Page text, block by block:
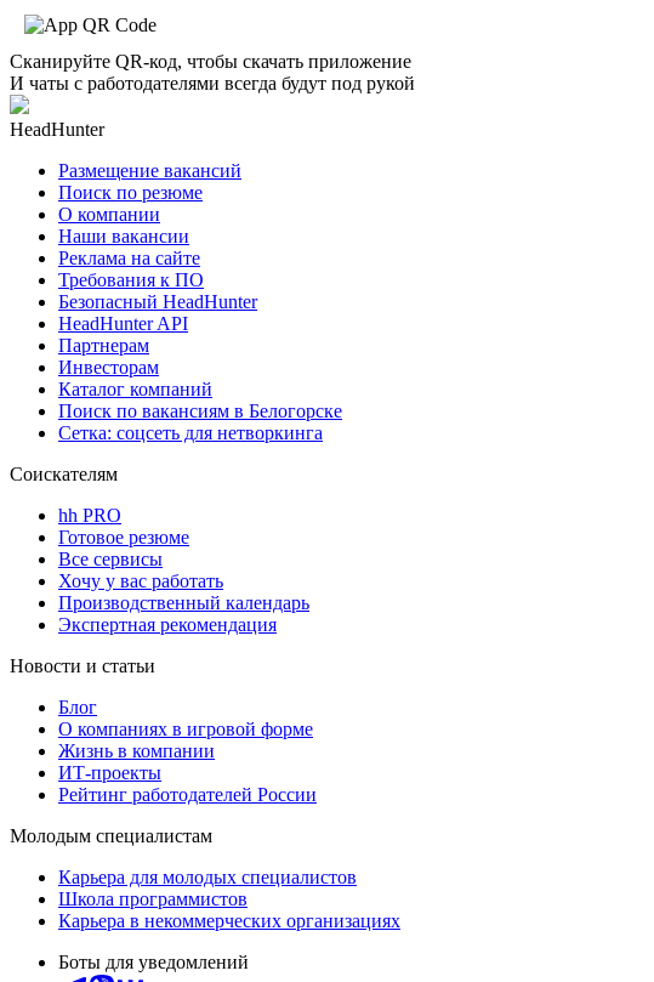
Сканируйте QR-код, чтобы скачать приложение
И чаты с работодателями всегда будут под рукой
HeadHunter
Размещение вакансий
Поиск по резюме
О компании
Наши вакансии
Реклама на сайте
Требования к ПО
Безопасный HeadHunter
HeadHunter API
Партнерам
Инвесторам
Каталог компаний
Поиск по вакансиям в Белогорске
Сетка: соцсеть для нетворкинга
Соискателям
hh PRO
Готовое резюме
Все сервисы
Хочу у вас работать
Производственный календарь
Экспертная рекомендация
Новости и статьи
Блог
О компаниях в игровой форме
Жизнь в компании
ИТ-проекты
Рейтинг работодателей России
Молодым специалистам
Карьера для молодых специалистов
Школа программистов
Карьера в некоммерческих организациях
Боты для уведомлений